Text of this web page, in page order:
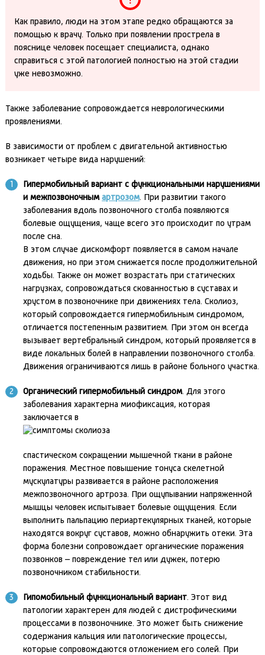
Как правило, люди на этом этапе редко обращаются за
помощью к врачу. Только при появлении прострела в
пояснице человек посещает специалиста, однако
справиться с этой патологией полностью на этой стадии
уже невозможно.
Также заболевание сопровождается неврологическими
проявлениями.
В зависимости от проблем с двигательной активностью
возникает четыре вида нарушений:
Гипермобильный вариант с функциональными нарушениями
и межпозвоночным артрозом. При развитии такого
заболевания вдоль позвоночного столба появляются
болевые ощущения, чаще всего это происходит по утрам
после сна.
В этом случае дискомфорт появляется в самом начале
движения, но при этом снижается после продолжительной
ходьбы. Также он может возрастать при статических
нагрузках, сопровождаться скованностью в суставах и
хрустом в позвоночнике при движениях тела. Сколиоз,
который сопровождается гипермобильным синдромом,
отличается постепенным развитием. При этом он всегда
вызывает вертебральный синдром, который проявляется в
виде локальных болей в направлении позвоночного столба.
Движения ограничиваются лишь в районе больного участка.
Органический гипермобильный синдром. Для этого
заболевания характерна миофиксация, которая
заключается в
спастическом сокращении мышечной ткани в районе
поражения. Местное повышение тонуса скелетной
мускулатуры развивается в районе расположения
межпозвоночного артроза. При ощупывании напряженной
мышцы человек испытывает болевые ощущения. Если
выполнить пальпацию периартекулярных тканей, которые
находятся вокруг суставов, можно обнаружить отеки. Эта
форма болезни сопровождает органические поражения
позвонков – повреждение тел или дужек, потерю
позвоночником стабильности.
Гипомобильный функциональный вариант. Этот вид
патологии характерен для людей с дистрофическими
процессами в позвоночнике. Это может быть снижение
содержания кальция или патологические процессы,
которые сопровождаются отложением его солей. При